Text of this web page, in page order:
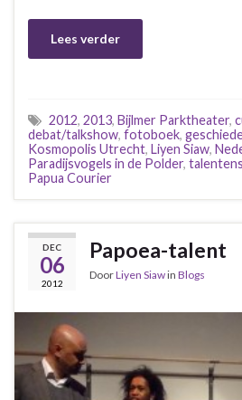
Lees verder
2012, 2013, Bijlmer Parktheater,
debat/talkshow, fotoboek,
Kosmopolis Utrecht, Liyen Siaw,
Paradijsvogels in de Polder,
Papua Courier
DEC
06
2012
Papoea-talent
DoorLiyen Siawin Blogs